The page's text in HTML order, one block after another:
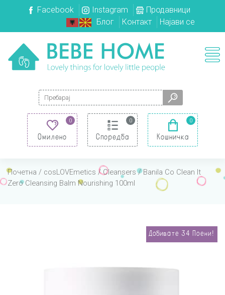
Facebook Instagram
Продавници
Блог
Контакт Најави се
Search for:
0
Омилено
0
Споредба
0
Кошничка
Почетна / cosLOVEmetics /Cleansers/ Banila Co Clean It
Zero Cleansing Balm Nourishing 100ml
Добивате 34 Поени!